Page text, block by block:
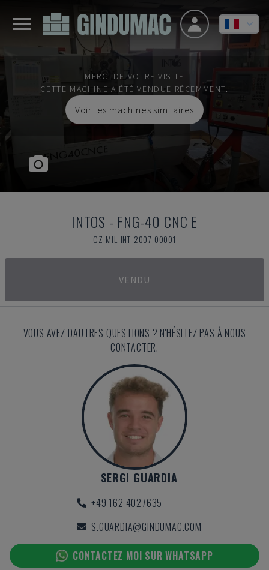
MERCI DE VOTRE VISITE
CETTE MACHINE A ÉTÉ VENDUE RÉCEMMENT.
Voir les machines similaires
INTOS - FNG-40 CNC E
CZ-MIL-INT-2007-00001
VENDU
VOUS AVEZ D'AUTRES QUESTIONS ? N'HÉSITEZ PAS À NOUS
CONTACTER.
SERGI GUARDIA
+49 162 4027635
S.GUARDIA@GINDUMAC.COM
CONTACTEZ MOI SUR WHATSAPP